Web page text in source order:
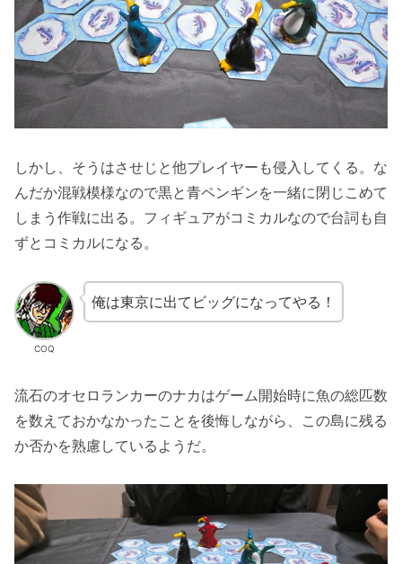
しかし、そうはさせじと他プレイヤーも侵入してくる。な
んだか混戦模様なので黒と青ペンギンを一緒に閉じこめて
しまう作戦に出る。フィギュアがコミカルなので台詞も自
ずとコミカルになる。
COQ
俺は東京に出てビッグになってやる！
流石のオセロランカーのナカはゲーム開始時に魚の総匹数
を数えておかなかったことを後悔しながら、この島に残る
か否かを熟慮しているようだ。